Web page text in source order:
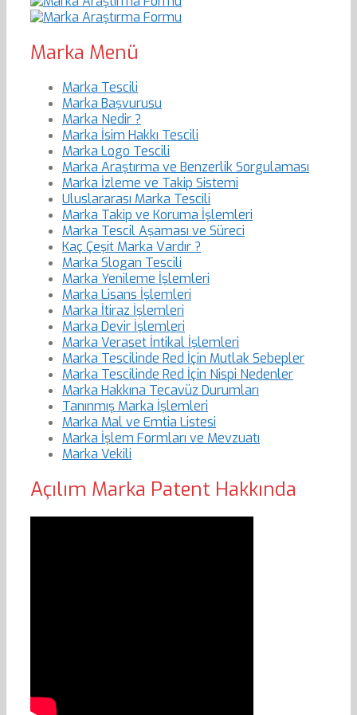
Marka Menü
Marka Tescili
Marka Başvurusu
Marka Nedir ?
Marka İsim Hakkı Tescili
Marka Logo Tescili
Marka Araştırma ve Benzerlik Sorgulaması
Marka İzleme ve Takip Sistemi
Uluslararası Marka Tescili
Marka Takip ve Koruma İşlemleri
Marka Tescil Aşaması ve Süreci
Kaç Çeşit Marka Vardır ?
Marka Slogan Tescili
Marka Yenileme İşlemleri
Marka Lisans İşlemleri
Marka İtiraz İşlemleri
Marka Devir İşlemleri
Marka Veraset İntikal İşlemleri
Marka Tescilinde Red İçin Mutlak Sebepler
Marka Tescilinde Red İçin Nispi Nedenler
Marka Hakkına Tecavüz Durumları
Tanınmış Marka İşlemleri
Marka Mal ve Emtia Listesi
Marka İşlem Formları ve Mevzuatı
Marka Vekili
Açılım Marka Patent Hakkında